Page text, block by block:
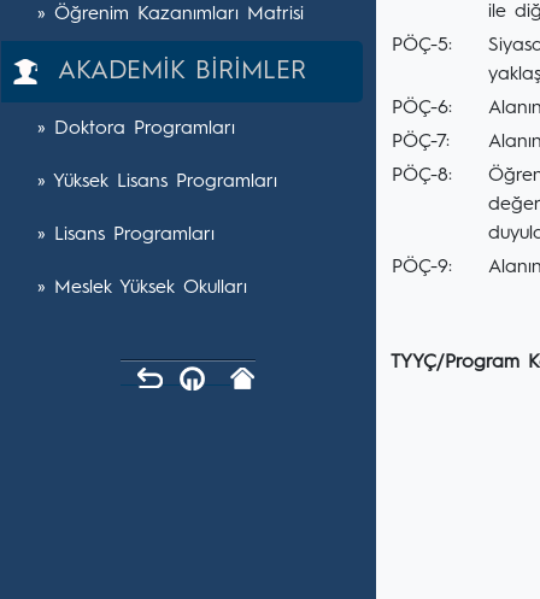
» Öğrenim Kazanımları Matrisi
AKADEMİK BİRİMLER
» Doktora Programları
» Yüksek Lisans Programları
» Lisans Programları
» Meslek Yüksek Okulları
ile
PÖÇ-5:
PÖÇ-6:
PÖÇ-7:
PÖÇ-8:
PÖÇ-9:
TYYÇ/Program